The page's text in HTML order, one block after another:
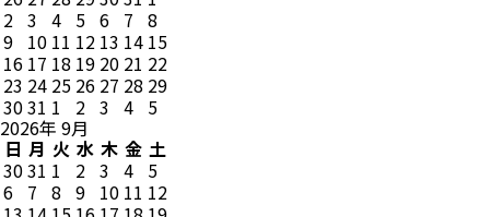
2 3 4 5 6 7 8
9 10 11 12 13 14 15
16 17 18 19 20 21 22
23 24 25 26 27 28 29
3031 1 2 3 4 5
2026年 9月
日 月 火 水 木 金 土
3031 1 2 3 4 5
6 7 8 9 10 11 12